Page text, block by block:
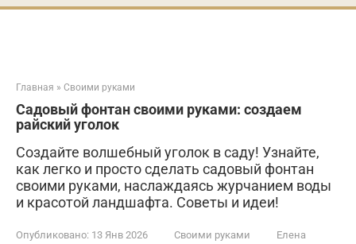
Главная » Своими руками
Садовый фонтан своими руками: создаем
райский уголок
Создайте волшебный уголок в саду! Узнайте,
как легко и просто сделать садовый фонтан
своими руками, наслаждаясь журчанием воды
и красотой ландшафта. Советы и идеи!
Опубликовано: 13 Янв 2026 Своими руками
Елена